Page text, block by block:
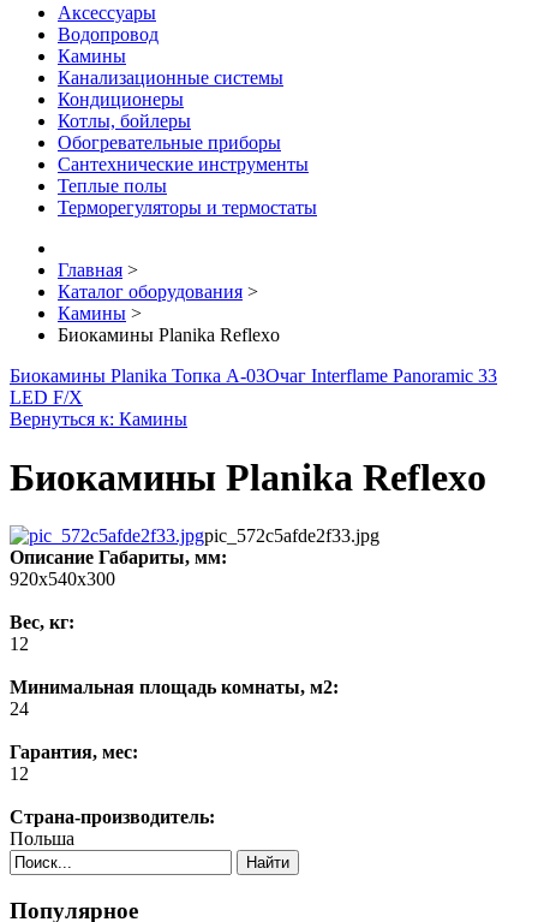
Аксессуары
Водопровод
Камины
Канализационные системы
Кондиционеры
Котлы, бойлеры
Обогревательные приборы
Сантехнические инструменты
Теплые полы
Терморегуляторы и термостаты
Главная >
Каталог оборудования >
Камины >
Биокамины Planika Reflexo
Биокамины Planika Топка A-03Очаг Interflame Panoramic 33
LED F/X
Вернуться к: Камины
Биокамины Planika Reflexo
pic_572c5afde2f33.jpg
Описание Габариты, мм:
920х540х300
Вес, кг:
12
Минимальная площадь комнаты, м2:
24
Гарантия, мес:
12
Страна-производитель:
Польша
Найти
Популярное